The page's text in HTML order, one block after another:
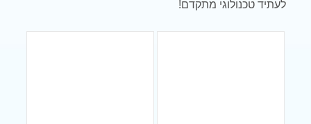
לעתיד טכנולוגי מתקדם!